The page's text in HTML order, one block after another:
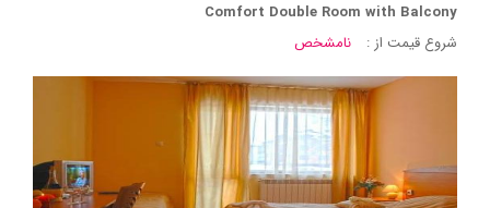
Comfort Double Room with Balcony
شروع قیمت از :
نامشخص